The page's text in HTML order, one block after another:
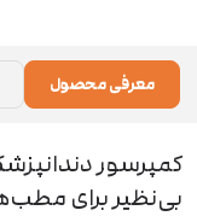
معرفی محصول
بی‌نظیر برای